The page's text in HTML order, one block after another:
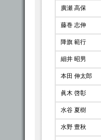
廣瀬 高保
藤巻 志伸
降旗 範行
細井 昭男
本田 伸太郎
眞木 啓彰
水谷 夏樹
水野 豊秋